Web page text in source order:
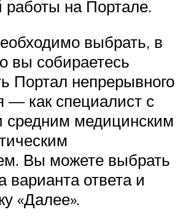
на Портале.
выбрать, в
вы собираетесь
Портал непрерывного
— как специалист с
медицинским
Вы можете выбрать
варианта ответа и
«Далее».